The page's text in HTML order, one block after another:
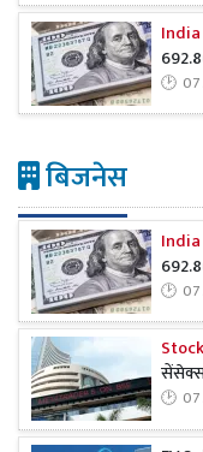
बिजनेस
सेंसेक्स